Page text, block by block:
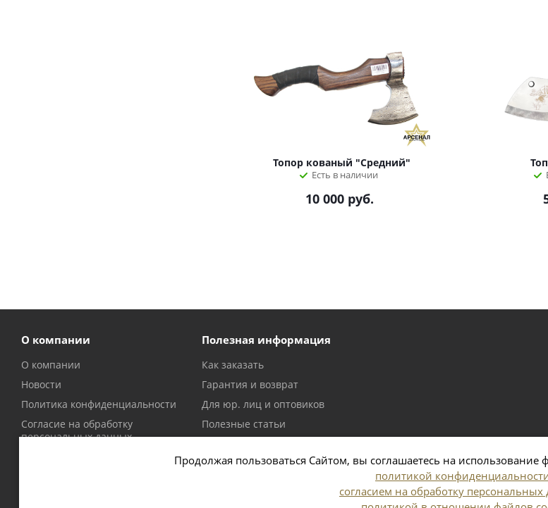
Продолжая пользоваться Сайтом, вы соглашаетесь на
политикой
согласием на обработку
Топор кованый "Средний"
Есть в наличии
10 000руб.
О компании
О компании
Новости
Политика конфиденциальности
Согласие на обработку
персональных данных
Полезная информация
Как заказать
Гарантия и возврат
Для юр. лиц и оптовиков
Полезные статьи